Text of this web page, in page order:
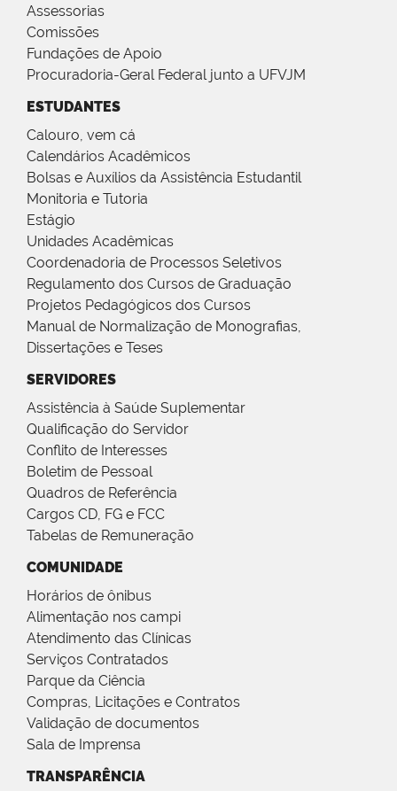
Assessorias
Comissões
Fundações de Apoio
Procuradoria-Geral Federal junto a UFVJM
ESTUDANTES
Calouro, vem cá
Calendários Acadêmicos
Bolsas e Auxílios da Assistência Estudantil
Monitoria e Tutoria
Estágio
Unidades Acadêmicas
Coordenadoria de Processos Seletivos
Regulamento dos Cursos de Graduação
Projetos Pedagógicos dos Cursos
Manual de Normalização de Monografias,
Dissertações e Teses
SERVIDORES
Assistência à Saúde Suplementar
Qualificação do Servidor
Conflito de Interesses
Boletim de Pessoal
Quadros de Referência
Cargos CD, FG e FCC
Tabelas de Remuneração
COMUNIDADE
Horários de ônibus
Alimentação nos campi
Atendimento das Clínicas
Serviços Contratados
Parque da Ciência
Compras, Licitações e Contratos
Validação de documentos
Sala de Imprensa
TRANSPARÊNCIA